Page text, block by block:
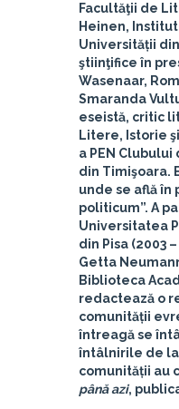
Facultăţii de
Heinen,
Universității
ştiinţifice în
Wasenaar,
Smaranda
eseistă, critic
Litere, Istorie
a PEN
din Timişoara.
unde se află în
politicum”. A
Universitatea
din Pisa (2003 –
Getta
Biblioteca
redactează o
comunității
întreagă se
întâlnirile de la
comunității au
până azi,